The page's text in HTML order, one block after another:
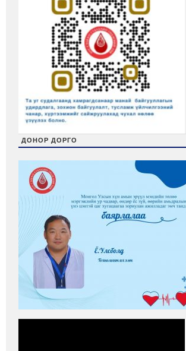
ДОНОР ДОРГО